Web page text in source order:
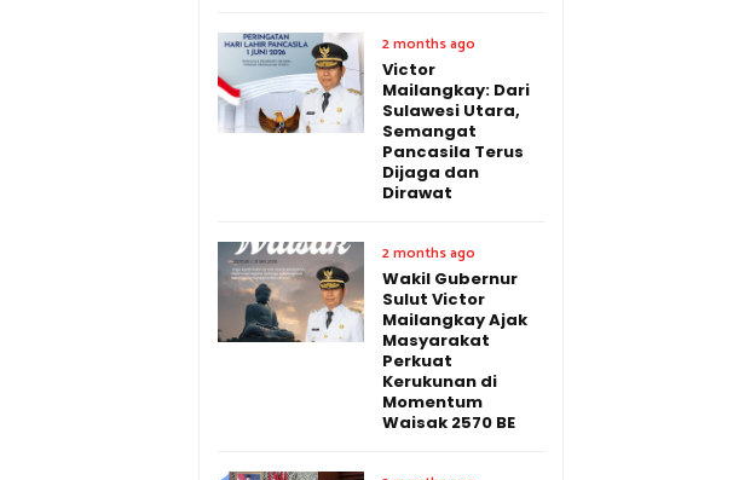
2 months ago
Victor
Mailangkay: Dari
Sulawesi Utara,
Semangat
Pancasila Terus
Dijaga dan
Dirawat
2 months ago
Wakil Gubernur
Sulut Victor
Mailangkay Ajak
Masyarakat
Perkuat
Kerukunan di
Momentum
Waisak 2570 BE